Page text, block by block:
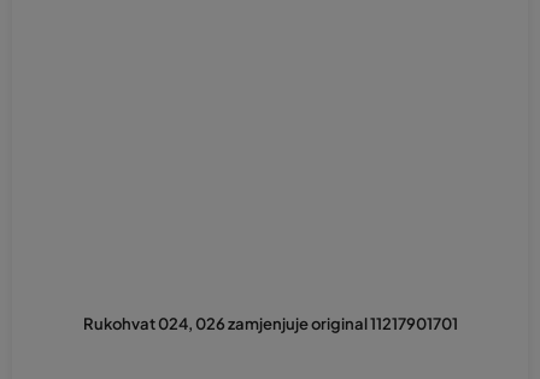
Rukohvat 024, 026 zamjenjuje original 11217901701